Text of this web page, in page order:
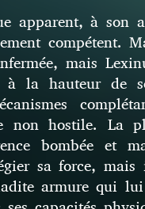
apparent, à son
compétent.
mais
à la hauteur de
non hostile. La
bombée et
sa force,
armure qui